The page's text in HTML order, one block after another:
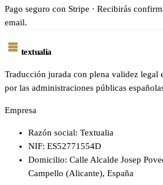
Pago seguro con Stripe · Recibirás
email.
textualia
Traducción jurada con plena validez legal
por las administraciones públicas
Empresa
Razón social: Textualia
NIF: ES52771554D
Domicilio: Calle Alcalde Josep
Campello (Alicante), España